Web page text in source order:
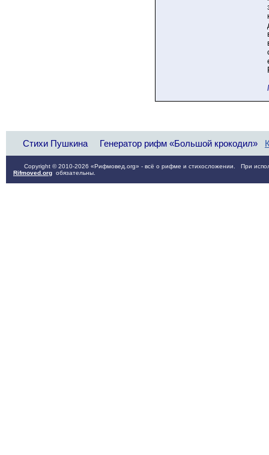
Стихи Пушкина Генератор рифм «Большой крокодил»
Copyright © 2010-2026 «Рифмовед.org» - всё о рифме и стихосложении. При
Rifmoved.org обязательны.